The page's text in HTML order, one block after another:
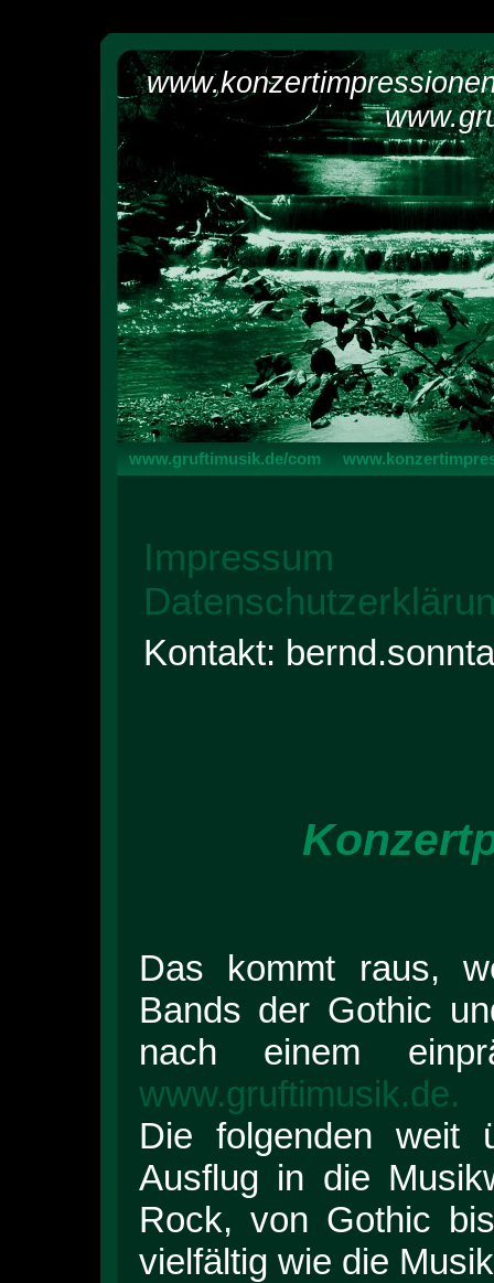
www.gruftimusik.de/com
Impressum
Kontakt:
Das kommt raus,
Bands der Gothic
nach einem
www.gruftimusik.de.
Die folgenden weit
Ausflug in die
Rock, von Gothic
vielfältig wie die